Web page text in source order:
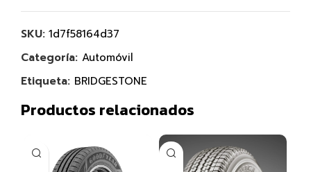
SKU: 1d7f58164d37
Categoría: Automóvil
Etiqueta: BRIDGESTONE
Productos relacionados